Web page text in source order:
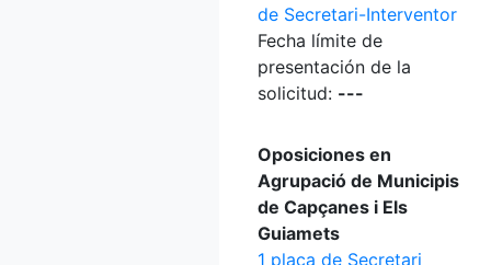
de Secretari-Interventor
Fecha límite de
presentación de la
solicitud: ---
Oposiciones en
Agrupació de Municipis
de Capçanes i Els
Guiamets
1 plaça de Secretari